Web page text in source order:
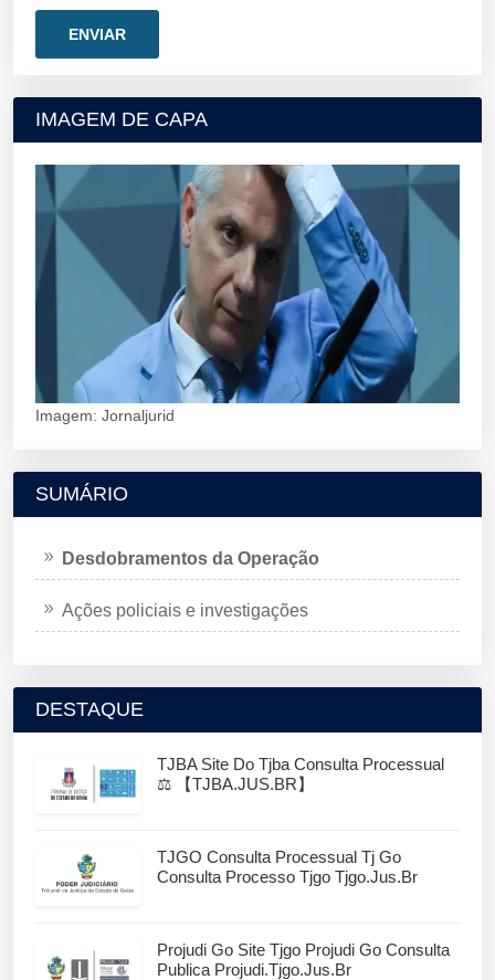
IMAGEM DE CAPA
Imagem: Jornaljurid
SUMÁRIO
Desdobramentos da Operação
Ações policiais e investigações
DESTAQUE
TJBA Site Do Tjba Consulta Processual
⚖️ 【TJBA.JUS.BR】
TJGO Consulta Processual Tj Go
Consulta Processo Tjgo Tjgo.jus.br
Projudi Go Site Tjgo Projudi Go Consulta
Publica Projudi.tjgo.jus.br